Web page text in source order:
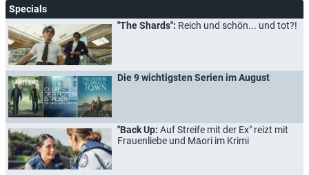
Specials
"The Shards": Reich und schön... und tot?!
Die 9 wichtigsten Serien im August
"Back Up: Auf Streife mit der Ex" reizt mit
Frauenliebe und Māori im Krimi